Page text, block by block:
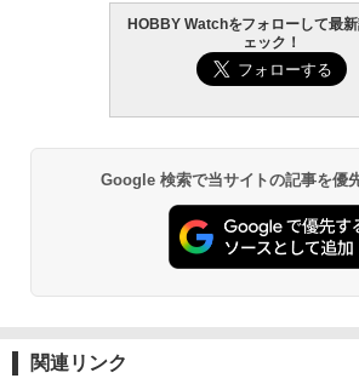
CGセンタイリング
￥8,580
DESTINY』 キラ・
長国パイロットスー
可動フィギュア)
￥8,609
4
￥2,835
ドガン(対象年令10
アガン おもちゃ ハ
飛距離 精度 重厚感
全装置 コッキング エ
￥2,950
タミヤ OP.1636 TT-
サスマウント（フロ
ジコン用
54558 【TAMIYA/タ
ンパーツ OP1558
ーマウント
￥1,078
4
TAMASHII
ツ（真骨彫製法）
RX 約150mm
可動フィギュア
￥11,300
TAMASHII
ツ ONE PIECE シャ
ード頂上決戦- 約
製 塗装済み可動フィ
HG 機動戦士ガンダ
ニオンフラッグカス
色分け済みプラモデル
BANDAI SPIRITS(バ
30MS SIS-H00 セス
分け済みプラモデル
￥4,682
4
東京マルイ
バックマシンガン
小銃 18歳以上 ガス
東京マルイ(TOKYO
USP HG 18歳以上エ
￥3,409
タミヤ クラフトツ
先細薄刃ニッパー (
モデル用工具 74123
LOCTITE(ロックタ
プレミアム 220ml
￥962
4
HOBBY Watchをフォローして最
ェック！
Google 検索で当サイトの記事を優
関連リンク